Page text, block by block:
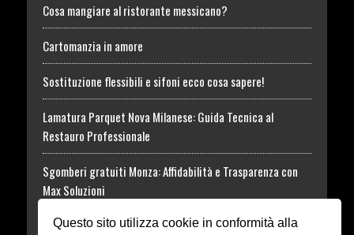
Questo sito utilizza cookie in conformità alla
Cosa mangiare al ristorante messicano?
Cartomanzia in amore
Sostituzione flessibili e sifoni ecco cosa sapere!
Lamatura Parquet Nova Milanese: Guida Tecnica al
Restauro Professionale
Sgomberi gratuiti Monza: Affidabilità e Trasparenza con
Max Soluzioni
Tossina Botulinica: informazioni utili al Trattamento